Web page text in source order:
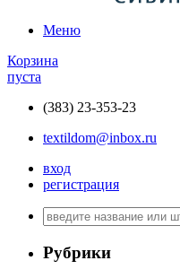
Меню
Корзина
пуста
(383) 23-353-23
textildom@inbox.ru
вход
регистрация
Рубрики